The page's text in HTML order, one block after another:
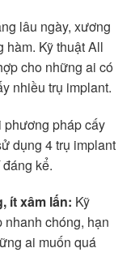
lâu ngày, xương
hàm. Kỹ thuật All
cho những ai có
nhiều trụ implant.
phương pháp cấy
dụng 4 trụ implant
kể.
ít xâm lấn: Kỹ
chóng, hạn
ai muốn quá